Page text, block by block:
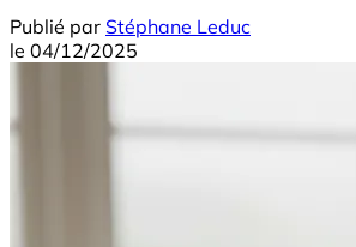
Publié par Stéphane Leduc
le 04/12/2025